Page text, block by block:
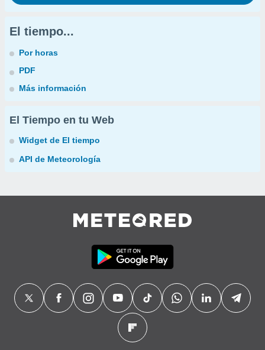
El tiempo...
Por horas
PDF
Más información
El Tiempo en tu Web
Widget de El tiempo
API de Meteorología